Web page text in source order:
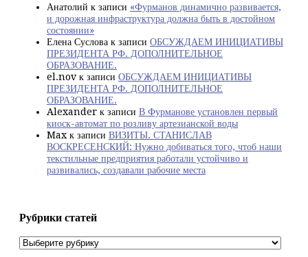
Анатолий к записи «Фурманов динамично развивается,
и дорожная инфраструктура должна быть в достойном
состоянии»
Елена Суслова к записи ОБСУЖДАЕМ ИНИЦИАТИВЫ
ПРЕЗИДЕНТА РФ. ДОПОЛНИТЕЛЬНОЕ
ОБРАЗОВАНИЕ.
el.nov к записи ОБСУЖДАЕМ ИНИЦИАТИВЫ
ПРЕЗИДЕНТА РФ. ДОПОЛНИТЕЛЬНОЕ
ОБРАЗОВАНИЕ.
Alexander к записи В Фурманове установлен первый
киоск-автомат по розливу артезианской воды
Max к записи ВИЗИТЫ. СТАНИСЛАВ
ВОСКРЕСЕНСКИЙ: Нужно добиваться того, чтоб наши
текстильные предприятия работали устойчиво и
развивались, создавали рабочие места
Рубрики статей
Рубрики
статей